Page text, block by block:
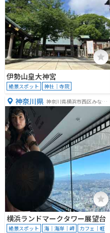
伊勢山皇大神宮
絶景スポット 神社｜寺院
神奈川県 神奈川県横浜市西区みなと
みらい２丁目２−１
横浜ランドマークタワー展望台
絶景スポット 海｜海岸｜岬
カフェ｜軽